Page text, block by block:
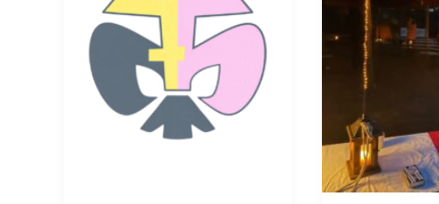
St.
Georg
Vechta